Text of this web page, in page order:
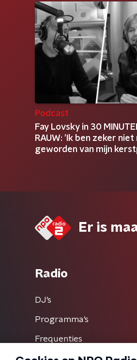
Podcast
Fay Lovsky in 30
RAUW: 'Ik ben zeker niet
geworden van mijn
Er is
Radio
DJ’s
Programma's
Frequenties